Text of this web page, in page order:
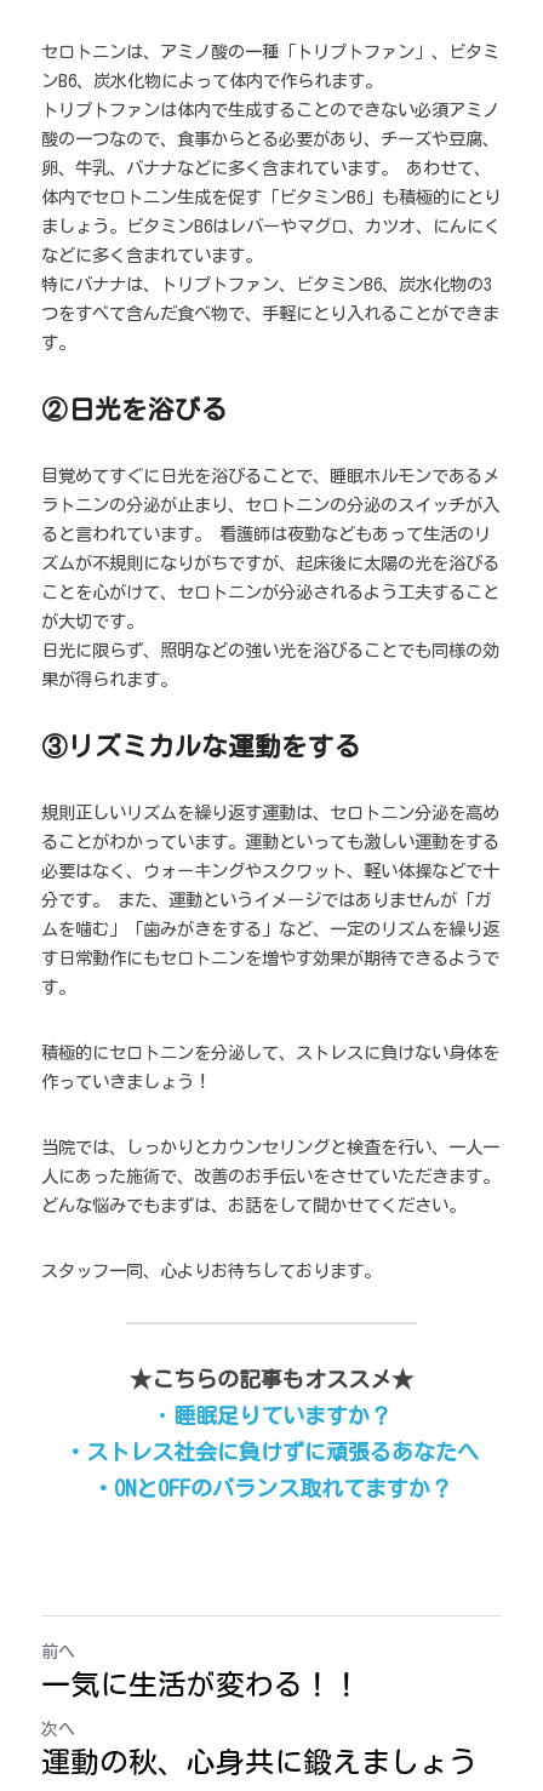
セロトニンは、アミノ酸の一種「トリプトファン」、ビタミ
ンB6、炭水化物によって体内で作られます。
トリプトファンは体内で生成することのできない必須アミノ
酸の一つなので、食事からとる必要があり、チーズや豆腐、
卵、牛乳、バナナなどに多く含まれています。 あわせて、
体内でセロトニン生成を促す「ビタミンB6」も積極的にとり
ましょう。ビタミンB6はレバーやマグロ、カツオ、にんにく
などに多く含まれています。
特にバナナは、トリプトファン、ビタミンB6、炭水化物の3
つをすべて含んだ食べ物で、手軽にとり入れることができま
す。
②日光を浴びる
目覚めてすぐに日光を浴びることで、睡眠ホルモンであるメ
ラトニンの分泌が止まり、セロトニンの分泌のスイッチが入
ると言われています。 看護師は夜勤などもあって生活のリ
ズムが不規則になりがちですが、起床後に太陽の光を浴びる
ことを心がけて、セロトニンが分泌されるよう工夫すること
が大切です。
日光に限らず、照明などの強い光を浴びることでも同様の効
果が得られます。
③リズミカルな運動をする
規則正しいリズムを繰り返す運動は、セロトニン分泌を高め
ることがわかっています。運動といっても激しい運動をする
必要はなく、ウォーキングやスクワット、軽い体操などで十
分です。 また、運動というイメージではありませんが「ガ
ムを噛む」「歯みがきをする」など、一定のリズムを繰り返
す日常動作にもセロトニンを増やす効果が期待できるようで
す。
積極的にセロトニンを分泌して、ストレスに負けない身体を
作っていきましょう！
当院では、しっかりとカウンセリングと検査を行い、一人一
人にあった施術で、改善のお手伝いをさせていただきます。
どんな悩みでもまずは、お話をして聞かせてください。
スタッフ一同、心よりお待ちしております。
★こちらの記事もオススメ★
・ 睡眠足りていますか？
・ストレス社会に負けずに頑張るあなたへ
・ONとOFFのバランス取れてますか？
前へ
一気に生活が変わる！！
次へ
運動の秋、心身共に鍛えましょう